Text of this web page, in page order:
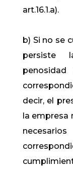
art.16.1.a).
b) Si no se
persiste
decir, el
la empresa